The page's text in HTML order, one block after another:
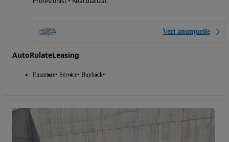
Vezi anunțurile
AutoRulateLeasing
Finantare Service Buyback